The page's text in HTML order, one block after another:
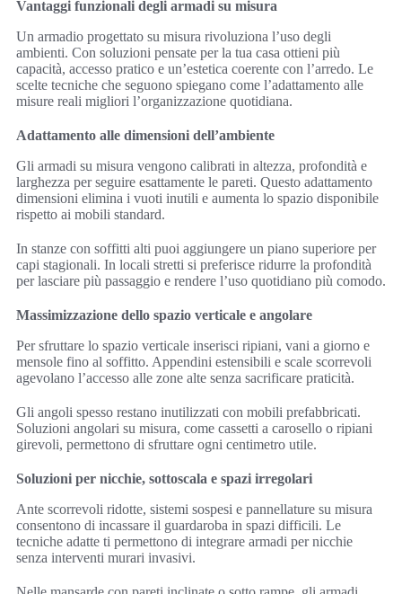
Vantaggi funzionali degli armadi su misura
Un armadio progettato su misura rivoluziona l’uso degli
ambienti. Con soluzioni pensate per la tua casa ottieni più
capacità, accesso pratico e un’estetica coerente con l’arredo. Le
scelte tecniche che seguono spiegano come l’adattamento alle
misure reali migliori l’organizzazione quotidiana.
Adattamento alle dimensioni dell’ambiente
Gli armadi su misura vengono calibrati in altezza, profondità e
larghezza per seguire esattamente le pareti. Questo adattamento
dimensioni elimina i vuoti inutili e aumenta lo spazio disponibile
rispetto ai mobili standard.
In stanze con soffitti alti puoi aggiungere un piano superiore per
capi stagionali. In locali stretti si preferisce ridurre la profondità
per lasciare più passaggio e rendere l’uso quotidiano più comodo.
Massimizzazione dello spazio verticale e angolare
Per sfruttare lo spazio verticale inserisci ripiani, vani a giorno e
mensole fino al soffitto. Appendini estensibili e scale scorrevoli
agevolano l’accesso alle zone alte senza sacrificare praticità.
Gli angoli spesso restano inutilizzati con mobili prefabbricati.
Soluzioni angolari su misura, come cassetti a carosello o ripiani
girevoli, permettono di sfruttare ogni centimetro utile.
Soluzioni per nicchie, sottoscala e spazi irregolari
Ante scorrevoli ridotte, sistemi sospesi e pannellature su misura
consentono di incassare il guardaroba in spazi difficili. Le
tecniche adatte ti permettono di integrare armadi per nicchie
senza interventi murari invasivi.